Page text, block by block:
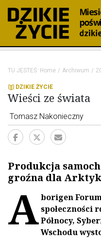
TU JESTEŚ: Home Archiwum
DZIKIE ŻYCIE
Wieści ze świata
Tomasz Nakonieczny
Produkcja
groźna dla
Aborigen
społeczności
Północy,
Wschodu